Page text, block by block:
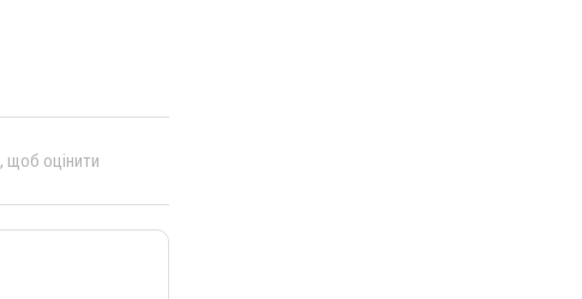
, щоб оцінити